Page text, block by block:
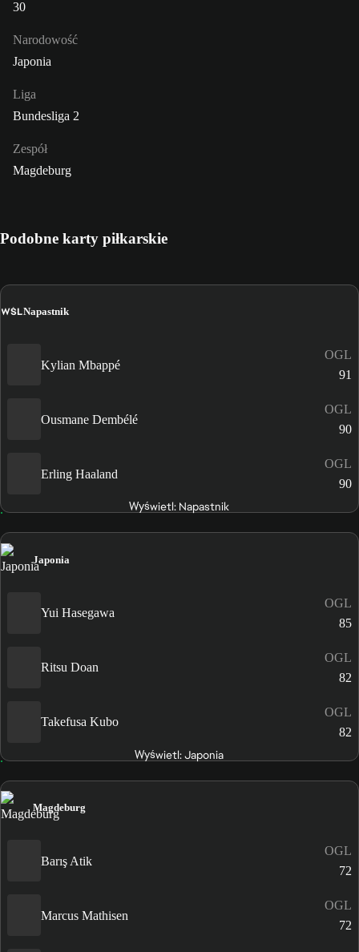
30
Narodowość
Japonia
Liga
Bundesliga 2
Zespół
Magdeburg
Podobne karty piłkarskie
WŚLNapastnik
Kylian Mbappé
OGL
91
Ousmane Dembélé
OGL
90
Erling Haaland
OGL
90
Wyświetl: Napastnik
Japonia
Yui Hasegawa
OGL
85
Ritsu Doan
OGL
82
Takefusa Kubo
OGL
82
Wyświetl: Japonia
Magdeburg
Barış Atik
OGL
72
Marcus Mathisen
OGL
72